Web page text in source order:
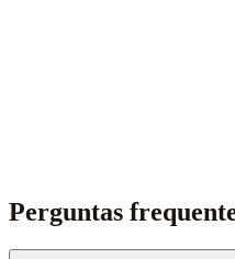
Perguntas